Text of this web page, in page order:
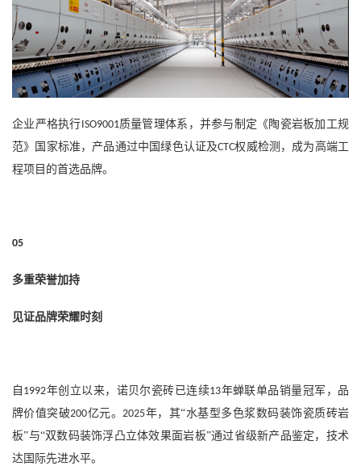
企业严格执行 ISO9001质量管理体系，并参与制定《陶瓷岩板加工规
范》国家标准，产品通过中国绿色认证及CTC权威检测，成为高端工
程项目的首选品牌。
05
多重荣誉加持
见证品牌荣耀时刻
自 1992年创立以来，诺贝尔瓷砖已连续13年蝉联单品销量冠军，品
牌价值突破200亿元。 2025年，其“水基型多色浆数码装饰瓷质砖岩
板”与“双数码装饰浮凸立体效果面岩板”通过省级新产品鉴定，技术
达国际先进水平。